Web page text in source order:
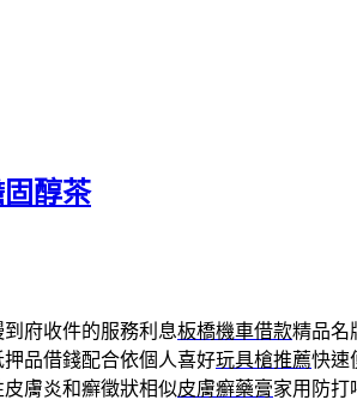
醇茶
府收件的服務利息板橋機車借款精品名
品借錢配合依個人喜好玩具槍推薦快速
膚炎和癬徵狀相似皮膚癬藥膏家用防打